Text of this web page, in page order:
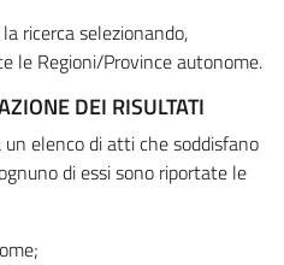
ricerca selezionando,
le Regioni/Province autonome.
DEI RISULTATI
elenco di atti che soddisfano
di essi sono riportate le